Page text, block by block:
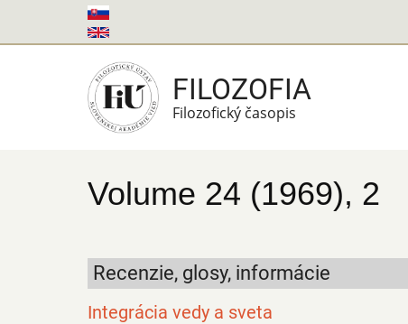
na
FILOZOFIA
Filozofický časopis
Volume 24 (1969), 2
Recenzie, glosy, informácie
Integrácia vedy a sveta